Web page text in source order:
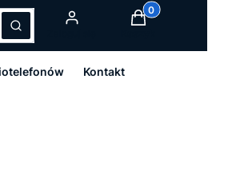
Szukaj
Produkty w
Kontakt